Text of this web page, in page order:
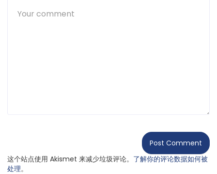
这个站点使用 Akismet 来减少垃圾评论。 了解你的评论数据如何被
处理。